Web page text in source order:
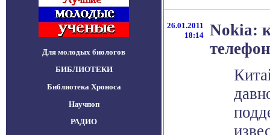
Для молодых биологов
БИБЛИОТЕКИ
Библиотека Хроноса
Научпоп
РАДИО
26.01.2011
18:14
Nokia: